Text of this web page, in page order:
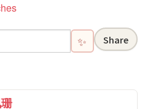
✨ Share